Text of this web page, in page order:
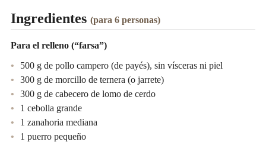
Ingredientes (para 6 personas)
Para el relleno (“farsa”)
500 g de pollo campero (de payés), sin vísceras ni piel
300 g de morcillo de ternera (o jarrete)
300 g de cabecero de lomo de cerdo
1 cebolla grande
1 zanahoria mediana
1 puerro pequeño